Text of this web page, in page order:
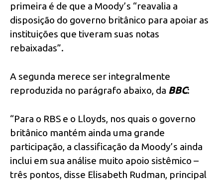
primeira é de que a Moody’s “reavalia a
disposição do governo britânico para apoiar as
instituições que tiveram suas notas
rebaixadas”.
A segunda merece ser integralmente
reproduzida no parágrafo abaixo, da BBC:
“Para o RBS e o Lloyds, nos quais o governo
britânico mantém ainda uma grande
participação, a classificação da Moody’s ainda
inclui em sua análise muito apoio sistêmico –
três pontos, disse Elisabeth Rudman, principal